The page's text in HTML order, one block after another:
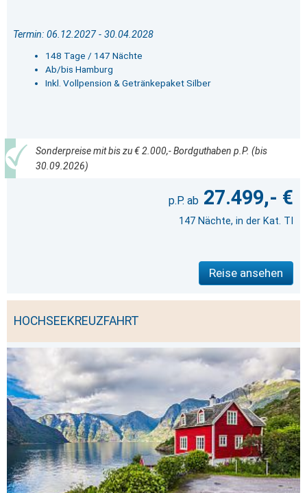
Termin: 06.12.2027 - 30.04.2028
148 Tage / 147 Nächte
Ab/bis Hamburg
Inkl. Vollpension & Getränkepaket Silber
Sonderpreise mit bis zu € 2.000,- Bordguthaben p.P. (bis
30.09.2026)
27.499,- €
147 Nächte, in der Kat. TI
Reise ansehen
HOCHSEEKREUZFAHRT